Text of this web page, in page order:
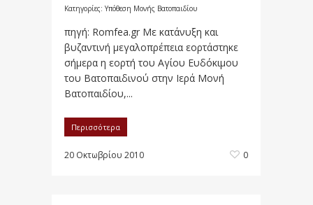
Κατηγορίες: Υπόθεση Μονής Βατοπαιδίου
πηγή: Romfea.gr Με κατάνυξη και
βυζαντινή μεγαλοπρέπεια εορτάστηκε
σήμερα η εορτή του Αγίου Ευδόκιμου
του Βατοπαιδινού στην Ιερά Μονή
Βατοπαιδίου,...
Περισσότερα
20 Οκτωβρίου 2010 0